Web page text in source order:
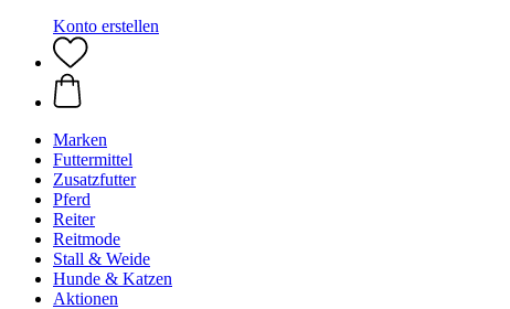
Konto erstellen
Marken
Futtermittel
Zusatzfutter
Pferd
Reiter
Reitmode
Stall & Weide
Hunde & Katzen
Aktionen